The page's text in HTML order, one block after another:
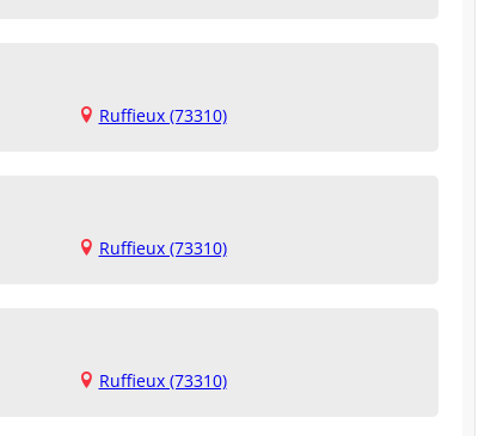
Ruffieux (73310)
Ruffieux (73310)
Ruffieux (73310)